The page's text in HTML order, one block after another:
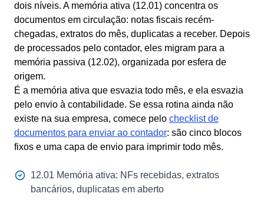
dois níveis. A memória ativa (12.01) concentra os
documentos em circulação: notas fiscais recém-
chegadas, extratos do mês, duplicatas a receber. Depois
de processados pelo contador, eles migram para a
memória passiva (12.02), organizada por esfera de
origem.
É a memória ativa que esvazia todo mês, e ela esvazia
pelo envio à contabilidade. Se essa rotina ainda não
existe na sua empresa, comece pelo checklist de
documentos para enviar ao contador: são cinco blocos
fixos e uma capa de envio para imprimir todo mês.
12.01 Memória ativa: NFs recebidas, extratos
bancários, duplicatas em aberto